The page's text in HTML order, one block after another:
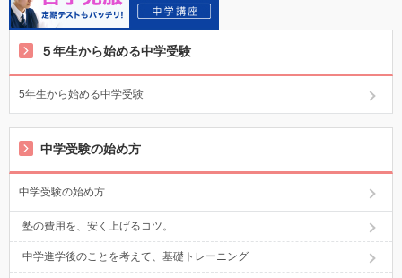
５年生から始める中学受験
5年生から始める中学受験
中学受験の始め方
中学受験の始め方
塾の費用を、安く上げるコツ。
中学進学後のことを考えて、基礎トレーニング